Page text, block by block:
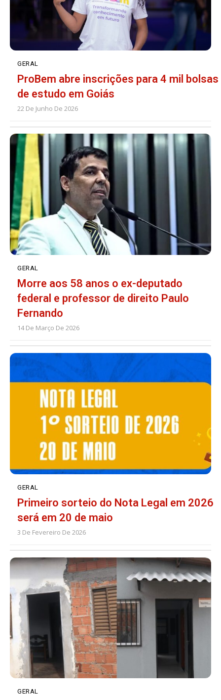
GERAL
ProBem abre inscrições para 4 mil bolsas
de estudo em Goiás
22 De Junho De 2026
GERAL
Morre aos 58 anos o ex-deputado
federal e professor de direito Paulo
Fernando
14 De Março De 2026
GERAL
Primeiro sorteio do Nota Legal em 2026
será em 20 de maio
3 De Fevereiro De 2026
GERAL